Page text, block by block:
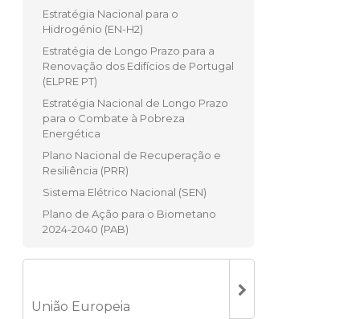
Estratégia Nacional para o
Hidrogénio (EN-H2)
Estratégia de Longo Prazo para a
Renovação dos Edifícios de Portugal
(ELPRE PT)
Estratégia Nacional de Longo Prazo
para o Combate à Pobreza
Energética
Plano Nacional de Recuperação e
Resiliência (PRR)
Sistema Elétrico Nacional (SEN)
Plano de Ação para o Biometano
2024-2040 (PAB)
União Europeia